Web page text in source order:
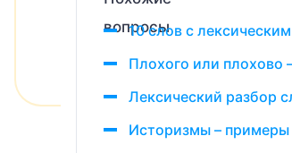
10 слов с
Плохого или плохово
Лексический разбор
Историзмы – примеры